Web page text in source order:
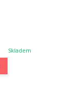
Skladem